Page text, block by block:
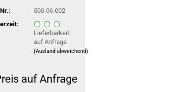
500-06-002
Lieferbarkeit
auf Anfrage
(Ausland abweichend)
auf Anfrage